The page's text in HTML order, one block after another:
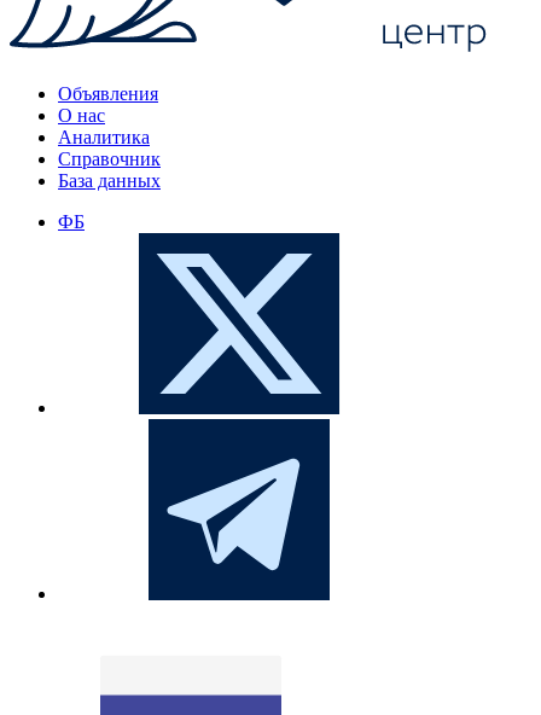
Объявления
О нас
Аналитика
Справочник
База данных
ФБ